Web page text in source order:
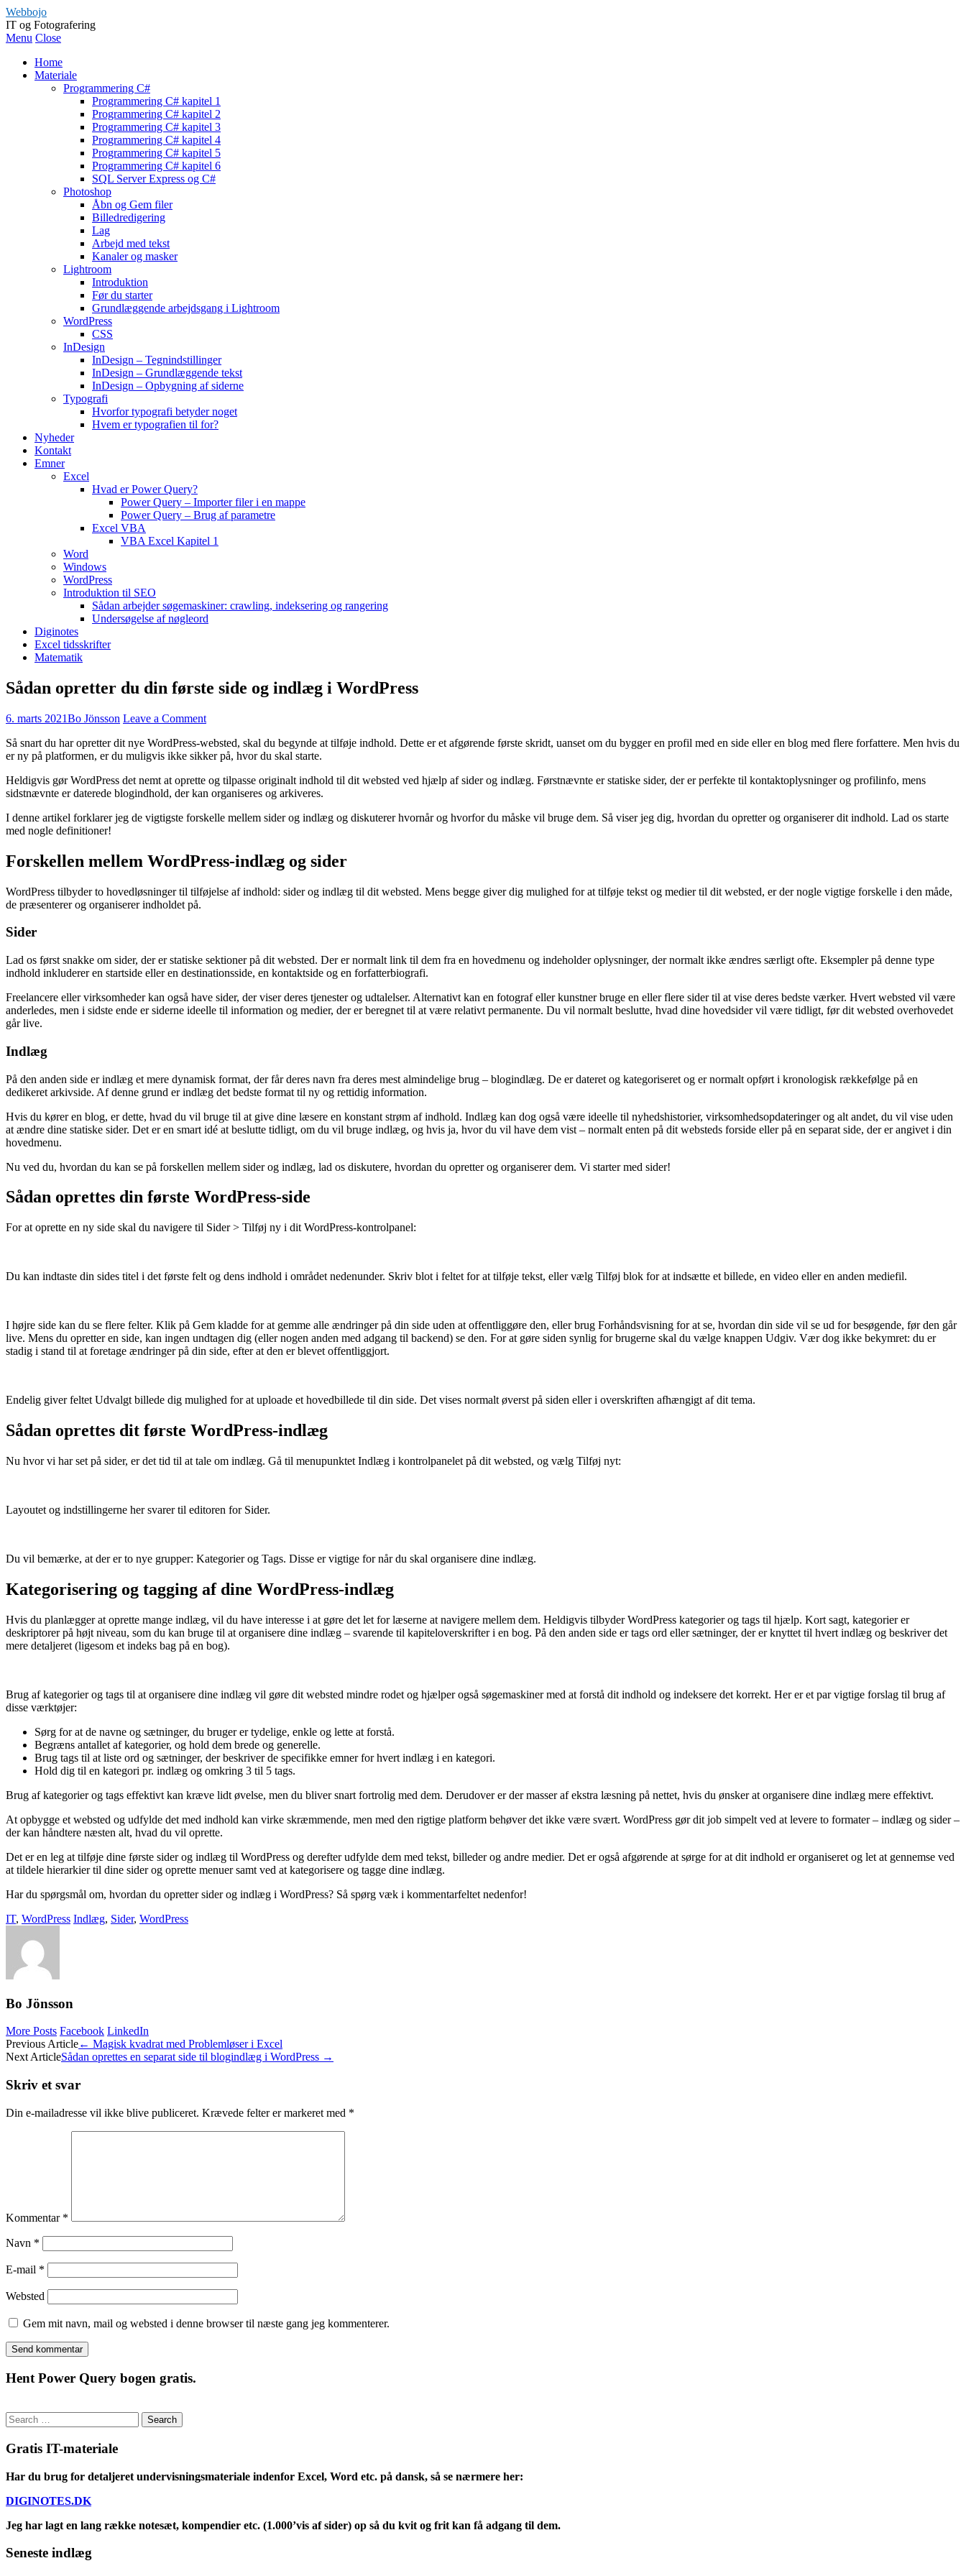
Webbojo
IT og Fotografering
Menu Close
Home
Materiale
Programmering C#
Programmering C# kapitel 1
Programmering C# kapitel 2
Programmering C# kapitel 3
Programmering C# kapitel 4
Programmering C# kapitel 5
Programmering C# kapitel 6
SQL Server Express og C#
Photoshop
Åbn og Gem filer
Billedredigering
Lag
Arbejd med tekst
Kanaler og masker
Lightroom
Introduktion
Før du starter
Grundlæggende arbejdsgang i Lightroom
WordPress
CSS
InDesign
InDesign – Tegnindstillinger
InDesign – Grundlæggende tekst
InDesign – Opbygning af siderne
Typografi
Hvorfor typografi betyder noget
Hvem er typografien til for?
Nyheder
Kontakt
Emner
Excel
Hvad er Power Query?
Power Query – Importer filer i en mappe
Power Query – Brug af parametre
Excel VBA
VBA Excel Kapitel 1
Word
Windows
WordPress
Introduktion til SEO
Sådan arbejder søgemaskiner: crawling, indeksering og rangering
Undersøgelse af nøgleord
Diginotes
Excel tidsskrifter
Matematik
Sådan opretter du din første side og indlæg i WordPress
6. marts 2021Bo Jönsson Leave a Comment
Så snart du har opretter dit nye WordPress-websted, skal du begynde at tilføje indhold. Dette er et afgørende første skridt, uanset om du bygger en profil med en side eller en blog med flere forfattere. Men hvis du
er ny på platformen, er du muligvis ikke sikker på, hvor du skal starte.
Heldigvis gør WordPress det nemt at oprette og tilpasse originalt indhold til dit websted ved hjælp af sider og indlæg. Førstnævnte er statiske sider, der er perfekte til kontaktoplysninger og profilinfo, mens
sidstnævnte er daterede blogindhold, der kan organiseres og arkiveres.
I denne artikel forklarer jeg de vigtigste forskelle mellem sider og indlæg og diskuterer hvornår og hvorfor du måske vil bruge dem. Så viser jeg dig, hvordan du opretter og organiserer dit indhold. Lad os starte
med nogle definitioner!
Forskellen mellem WordPress-indlæg og sider
WordPress tilbyder to hovedløsninger til tilføjelse af indhold: sider og indlæg til dit websted. Mens begge giver dig mulighed for at tilføje tekst og medier til dit websted, er der nogle vigtige forskelle i den måde,
de præsenterer og organiserer indholdet på.
Sider
Lad os først snakke om sider, der er statiske sektioner på dit websted. Der er normalt link til dem fra en hovedmenu og indeholder oplysninger, der normalt ikke ændres særligt ofte. Eksempler på denne type
indhold inkluderer en startside eller en destinationsside, en kontaktside og en forfatterbiografi.
Freelancere eller virksomheder kan også have sider, der viser deres tjenester og udtalelser. Alternativt kan en fotograf eller kunstner bruge en eller flere sider til at vise deres bedste værker. Hvert websted vil være
anderledes, men i sidste ende er siderne ideelle til information og medier, der er beregnet til at være relativt permanente. Du vil normalt beslutte, hvad dine hovedsider vil være tidligt, før dit websted overhovedet
går live.
Indlæg
På den anden side er indlæg et mere dynamisk format, der får deres navn fra deres mest almindelige brug – blogindlæg. De er dateret og kategoriseret og er normalt opført i kronologisk rækkefølge på en
dedikeret arkivside. Af denne grund er indlæg det bedste format til ny og rettidig information.
Hvis du kører en blog, er dette, hvad du vil bruge til at give dine læsere en konstant strøm af indhold. Indlæg kan dog også være ideelle til nyhedshistorier, virksomhedsopdateringer og alt andet, du vil vise uden
at ændre dine statiske sider. Det er en smart idé at beslutte tidligt, om du vil bruge indlæg, og hvis ja, hvor du vil have dem vist – normalt enten på dit websteds forside eller på en separat side, der er angivet i din
hovedmenu.
Nu ved du, hvordan du kan se på forskellen mellem sider og indlæg, lad os diskutere, hvordan du opretter og organiserer dem. Vi starter med sider!
Sådan oprettes din første WordPress-side
For at oprette en ny side skal du navigere til Sider > Tilføj ny i dit WordPress-kontrolpanel:
Du kan indtaste din sides titel i det første felt og dens indhold i området nedenunder. Skriv blot i feltet for at tilføje tekst, eller vælg Tilføj blok for at indsætte et billede, en video eller en anden mediefil.
I højre side kan du se flere felter. Klik på Gem kladde for at gemme alle ændringer på din side uden at offentliggøre den, eller brug Forhåndsvisning for at se, hvordan din side vil se ud for besøgende, før den går
live. Mens du opretter en side, kan ingen undtagen dig (eller nogen anden med adgang til backend) se den. For at gøre siden synlig for brugerne skal du vælge knappen Udgiv. Vær dog ikke bekymret: du er
stadig i stand til at foretage ændringer på din side, efter at den er blevet offentliggjort.
Endelig giver feltet Udvalgt billede dig mulighed for at uploade et hovedbillede til din side. Det vises normalt øverst på siden eller i overskriften afhængigt af dit tema.
Sådan oprettes dit første WordPress-indlæg
Nu hvor vi har set på sider, er det tid til at tale om indlæg. Gå til menupunktet Indlæg i kontrolpanelet på dit websted, og vælg Tilføj nyt:
Layoutet og indstillingerne her svarer til editoren for Sider.
Du vil bemærke, at der er to nye grupper: Kategorier og Tags. Disse er vigtige for når du skal organisere dine indlæg.
Kategorisering og tagging af dine WordPress-indlæg
Hvis du planlægger at oprette mange indlæg, vil du have interesse i at gøre det let for læserne at navigere mellem dem. Heldigvis tilbyder WordPress kategorier og tags til hjælp. Kort sagt, kategorier er
deskriptorer på højt niveau, som du kan bruge til at organisere dine indlæg – svarende til kapiteloverskrifter i en bog. På den anden side er tags ord eller sætninger, der er knyttet til hvert indlæg og beskriver det
mere detaljeret (ligesom et indeks bag på en bog).
Brug af kategorier og tags til at organisere dine indlæg vil gøre dit websted mindre rodet og hjælper også søgemaskiner med at forstå dit indhold og indeksere det korrekt. Her er et par vigtige forslag til brug af
disse værktøjer:
Sørg for at de navne og sætninger, du bruger er tydelige, enkle og lette at forstå.
Begræns antallet af kategorier, og hold dem brede og generelle.
Brug tags til at liste ord og sætninger, der beskriver de specifikke emner for hvert indlæg i en kategori.
Hold dig til en kategori pr. indlæg og omkring 3 til 5 tags.
Brug af kategorier og tags effektivt kan kræve lidt øvelse, men du bliver snart fortrolig med dem. Derudover er der masser af ekstra læsning på nettet, hvis du ønsker at organisere dine indlæg mere effektivt.
At opbygge et websted og udfylde det med indhold kan virke skræmmende, men med den rigtige platform behøver det ikke være svært. WordPress gør dit job simpelt ved at levere to formater – indlæg og sider –
der kan håndtere næsten alt, hvad du vil oprette.
Det er en leg at tilføje dine første sider og indlæg til WordPress og derefter udfylde dem med tekst, billeder og andre medier. Det er også afgørende at sørge for at dit indhold er organiseret og let at gennemse ved
at tildele hierarkier til dine sider og oprette menuer samt ved at kategorisere og tagge dine indlæg.
Har du spørgsmål om, hvordan du opretter sider og indlæg i WordPress? Så spørg væk i kommentarfeltet nedenfor!
IT, WordPress Indlæg, Sider, WordPress
Bo Jönsson
More Posts Facebook LinkedIn
Post
navigation
Previous Article← Magisk kvadrat med Problemløser i Excel
Next ArticleSådan oprettes en separat side til blogindlæg i WordPress →
Skriv et svar
Din e-mailadresse vil ikke blive publiceret. Krævede felter er markeret med *
Kommentar *
Navn *
E-mail *
Websted
Gem mit navn, mail og websted i denne browser til næste gang jeg kommenterer.
Hent Power Query bogen gratis.
Search
for:
Gratis IT-materiale
Har du brug for detaljeret undervisningsmateriale indenfor Excel, Word etc. på dansk, så se nærmere her:
DIGINOTES.DK
Jeg har lagt en lang række notesæt, kompendier etc. (1.000’vis af sider) op så du kvit og frit kan få adgang til dem.
Seneste indlæg